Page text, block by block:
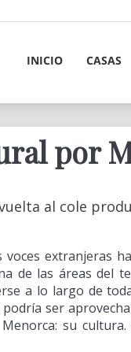
INICIO CASAS
por
al cole
extranjeras
de las áreas del
a lo largo de
ser
su